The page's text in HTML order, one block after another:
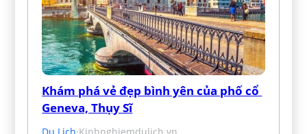
Khám phá vẻ đẹp bình yên của phố cổ
Geneva, Thụy Sĩ
Du Lịch·Kinhnghiemdulich.vn